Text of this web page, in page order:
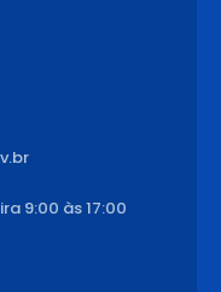
9:00 às 17:00